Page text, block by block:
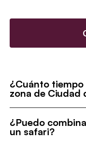
¿Cuánto tiempo
zona de Ciudad
¿Puedo
un safari?